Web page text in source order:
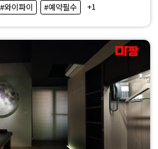
#와이파이 #예약필수 +1